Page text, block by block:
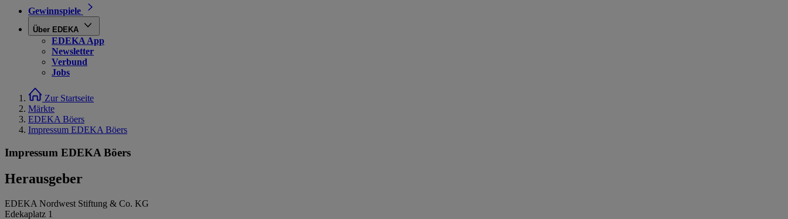
Gewinnspiele
Über EDEKA
EDEKA App
Newsletter
Verbund
Jobs
Zur Startseite
Märkte
EDEKA Böers
Impressum EDEKA Böers
Impressum EDEKA Böers
Herausgeber
EDEKA Nordwest Stiftung & Co. KG
Edekaplatz 1